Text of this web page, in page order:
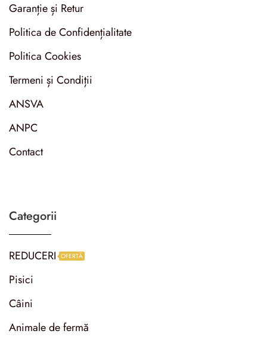
Garanție și Retur
Politica de Confidențialitate
Politica Cookies
Termeni și Condiții
ANSVA
ANPC
Contact
Categorii
REDUCERI OFERTĂ
Pisici
Câini
Animale de fermă